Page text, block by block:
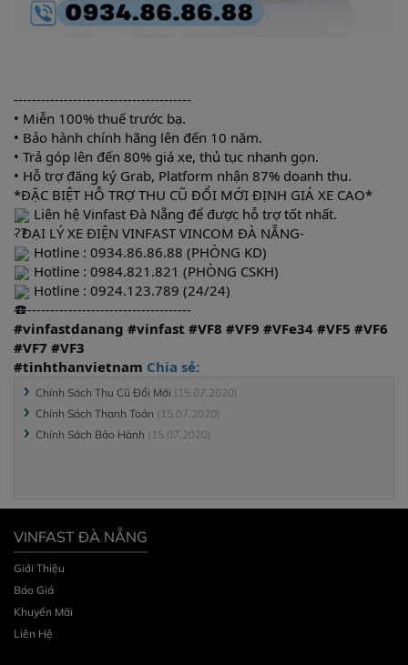
---------------------------------------
• Miễn 100% thuế trước bạ.
• Bảo hành chính hãng lên đến 10 năm.
• Trả góp lên đến 80% giá xe, thủ tục nhanh gọn.
• Hỗ trợ đăng ký Grab, Platform nhận 87% doanh thu.
*ĐẶC BIỆT HỖ TRỢ THU CŨ ĐỔI MỚI ĐỊNH GIÁ XE CAO*
Liên hệ Vinfast Đà Nẵng để được hỗ trợ tốt nhất.
- ĐẠI LÝ XE ĐIỆN VINFAST VINCOM ĐÀ NẴNG-
Hotline : 0934.86.86.88 (PHÒNG KD)
Hotline : 0984.821.821 (PHÒNG CSKH)
Hotline : 0924.123.789 (24/24)
---------------------------------------
#vinfastdanang #vinfast #VF8 #VF9 #VFe34 #VF5 #VF6
#VF7 #VF3
#tinhthanvietnam Chia sẻ:
Chính Sách Thu Cũ Đổi Mới (15.07.2020)
Chính Sách Thanh Toán (15.07.2020)
Chính Sách Bảo Hành (15.07.2020)
VINFAST ĐÀ NẴNG
Giới Thiệu
Báo Giá
Khuyến Mãi
Liên Hệ